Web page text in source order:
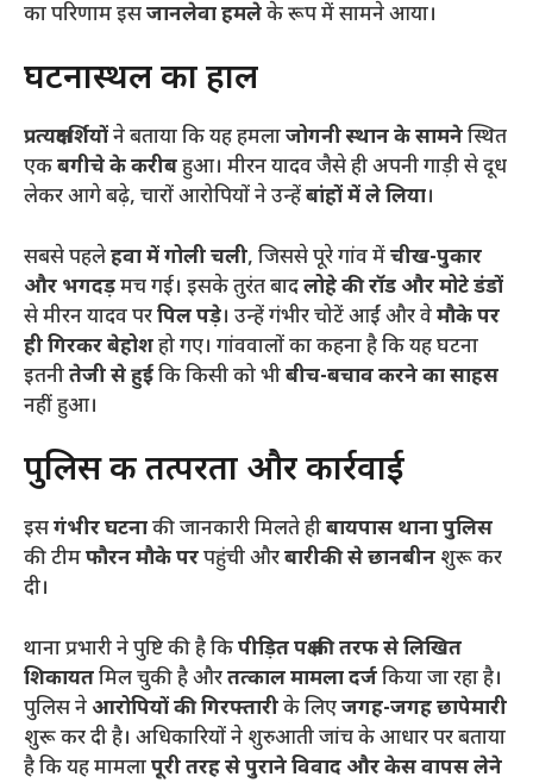
का परिणाम इसजानलेवा हमलेके रूप में सामने आया।
​घटनास्थल का हाल
प्रत्यक्षदर्शियोंने बताया कि यह हमलाजोगनी स्थान के सामनेस्थित
एकबगीचे के करीबहुआ। मीरन यादव जैसे ही अपनी गाड़ी से दूध
लेकर आगे बढ़े, चारों आरोपियों ने उन्हेंबांहों में ले लिया।
​सबसे पहलेहवा में गोली चली, जिससे पूरे गांव मेंचीख-पुकार
और भगदड़मच गई। इसके तुरंत बादलोहे की रॉड और मोटे डंडों
से मीरन यादव परपिल पड़े। उन्हें गंभीर चोटें आईं और वेमौके पर
ही गिरकर बेहोशहो गए। गांववालों का कहना है कि यह घटना
इतनीतेजी से हुईकि किसी को भीबीच-बचाव करने का साहस
नहीं हुआ।
​पुलिस की तत्परता और कार्रवाई
​इसगंभीर घटनाकी जानकारी मिलते हीबायपास थाना पुलिस
की टीमफौरन मौके परपहुंची औरबारीकी से छानबीन शुरू कर
दी।
​थाना प्रभारी ने पुष्टि की है किपीड़ित पक्ष की तरफ से लिखित
शिकायतमिल चुकी है औरतत्काल मामला दर्जकिया जा रहा है।
पुलिस नेआरोपियों की गिरफ्तारीके लिएजगह-जगह छापेमारी
शुरू कर दी है। अधिकारियों ने शुरुआती जांच के आधार पर बताया
है कि यह मामलापूरी तरह से पुराने विवाद और केस वापस लेने